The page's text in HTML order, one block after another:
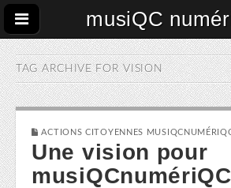
musiQC
TAG ARCHIVE FORVISION
ACTIONS CITOYENNES
Une vision pour
musiQCnumériQC